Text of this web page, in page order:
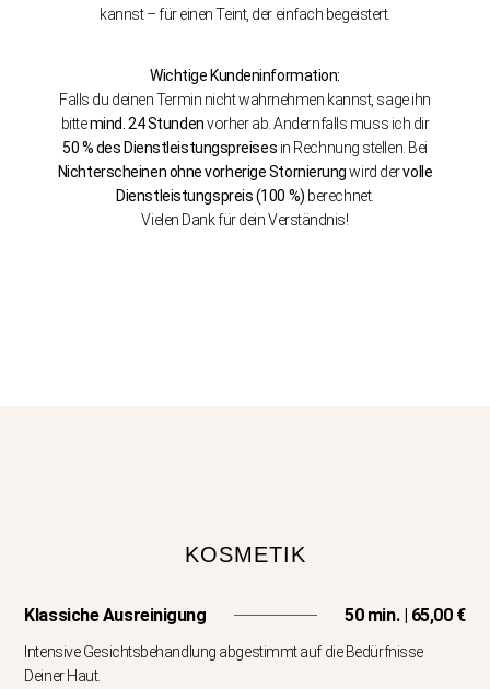
kannst – für einen Teint, der einfach begeistert.
Wichtige Kundeninformation:
Falls du deinen Termin nicht wahrnehmen kannst, sage ihn
bittemind. 24 Stundenvorher ab. Andernfalls muss ich dir
50 % des Dienstleistungspreises in Rechnung stellen. Bei
Nichterscheinen ohne vorherige Stornierungwird dervolle
Dienstleistungspreis (100 %) berechnet.
Vielen Dank für dein Verständnis!
KOSMETIK
Klassiche Ausreinigung 50 min. | 65,00 €
Intensive Gesichtsbehandlung abgestimmt auf die Bedürfnisse
Deiner Haut.